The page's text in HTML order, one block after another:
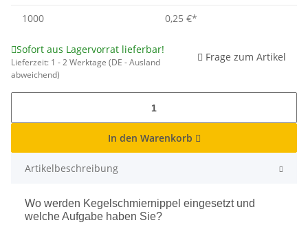
1000
0,25 €*
Sofort aus Lagervorrat lieferbar!
Lieferzeit: 1 - 2 Werktage (DE - Ausland
abweichend)
Frage zum Artikel
In den Warenkorb
Artikelbeschreibung
Wo werden Kegelschmiernippel eingesetzt und
welche Aufgabe haben Sie?